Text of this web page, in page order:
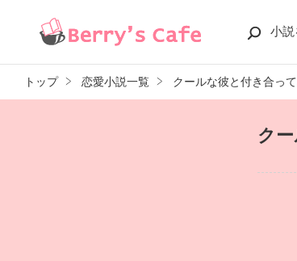
小説
トップ 恋愛小説一覧 クールな彼と付き合って
ク